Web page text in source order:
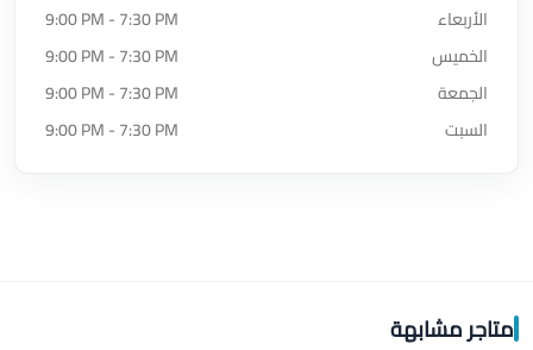
الأربعاء
9:00 PM - 7:30 PM
الخميس
9:00 PM - 7:30 PM
الجمعة
9:00 PM - 7:30 PM
السبت
9:00 PM - 7:30 PM
متاجر مشابهة